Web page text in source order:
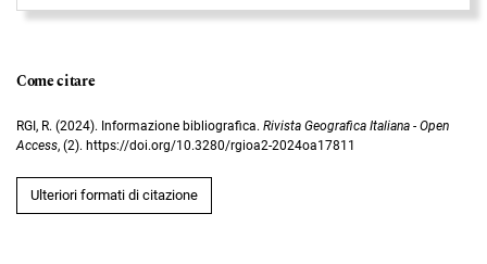
Come citare
RGI, R. (2024). Informazione bibliografica. Rivista Geografica Italiana - Open
Access, (2). https://doi.org/10.3280/rgioa2-2024oa17811
Ulteriori formati di citazione